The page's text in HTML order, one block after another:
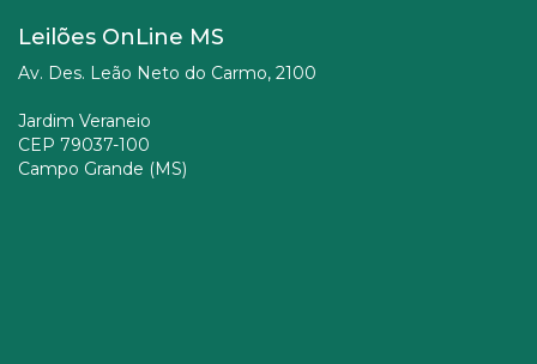
Leilões OnLine MS
Av. Des. Leão Neto do Carmo, 2100
Jardim Veraneio
CEP 79037-100
Campo Grande (MS)